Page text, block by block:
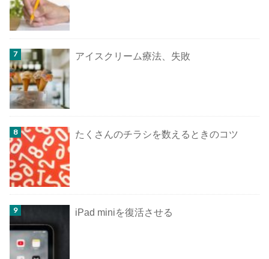
アイスクリーム療法、失敗
たくさんのチラシを数えるときのコツ
iPad miniを復活させる